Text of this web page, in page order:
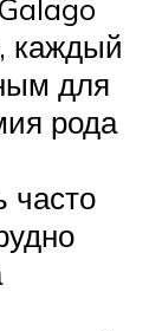
каждый
для
рода
часто